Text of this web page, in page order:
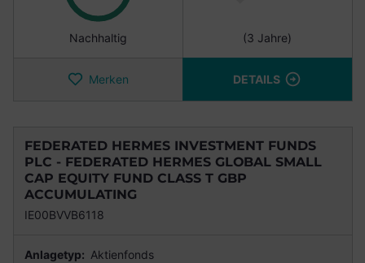
Nachhaltig (3 Jahre)
Merken DETAILS
FEDERATED HERMES INVESTMENT FUNDS
PLC - FEDERATED HERMES GLOBAL SMALL
CAP EQUITY FUND CLASS T GBP
ACCUMULATING
IE00BVVB6118
Anlagetyp: Aktienfonds